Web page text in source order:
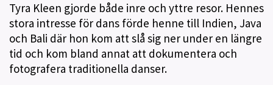
Tyra Kleen gjorde både inre och yttre resor. Hennes
stora intresse för dans förde henne till Indien, Java
och Bali där hon kom att slå sig ner under en längre
tid och kom bland annat att dokumentera och
fotografera traditionella danser.